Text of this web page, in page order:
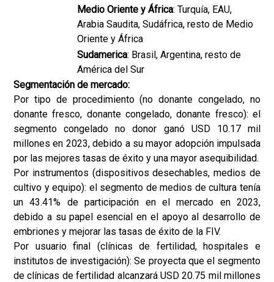
Medio Oriente y África: Turquía, EAU,
Arabia Saudita, Sudáfrica, resto de Medio
Oriente y África
Sudamerica: Brasil, Argentina, resto de
América del Sur
Segmentación de mercado:
Por tipo de procedimiento (no donante congelado, no
donante fresco, donante congelado, donante fresco): el
segmento congelado no donor ganó USD 10.17 mil
millones en 2023, debido a su mayor adopción impulsada
por las mejores tasas de éxito y una mayor asequibilidad.
Por instrumentos (dispositivos desechables, medios de
cultivo y equipo): el segmento de medios de cultura tenía
un 43.41% de participación en el mercado en 2023,
debido a su papel esencial en el apoyo al desarrollo de
embriones y mejorar las tasas de éxito de la FIV.
Por usuario final (clínicas de fertilidad, hospitales e
institutos de investigación): Se proyecta que el segmento
de clínicas de fertilidad alcanzará USD 20.75 mil millones